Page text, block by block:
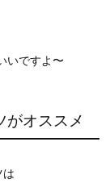
いですよ〜
がオススメ
は